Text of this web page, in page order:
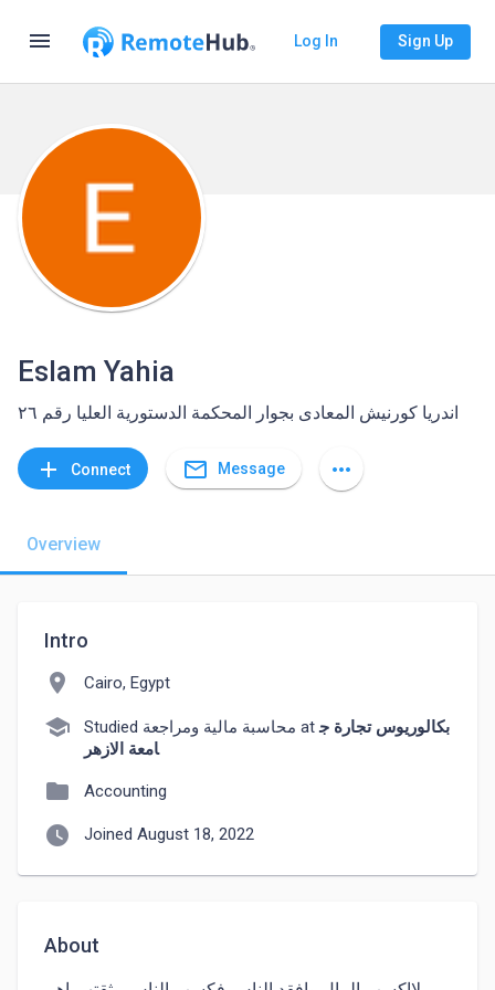
menu Log In Sign Up
Eslam Yahia
اندريا كورنيش المعادى بجوار المحكمة الدستورية العليا رقم ٢٦
add Connect mail_outline Message more_horiz
Overview
Intro
location_on Cairo, Egypt
school Studied محاسبة مالية ومراجعة atبكالوريوس تجارة ج
امعة الازهر
folder Accounting
watch_later Joined August 18, 2022
About